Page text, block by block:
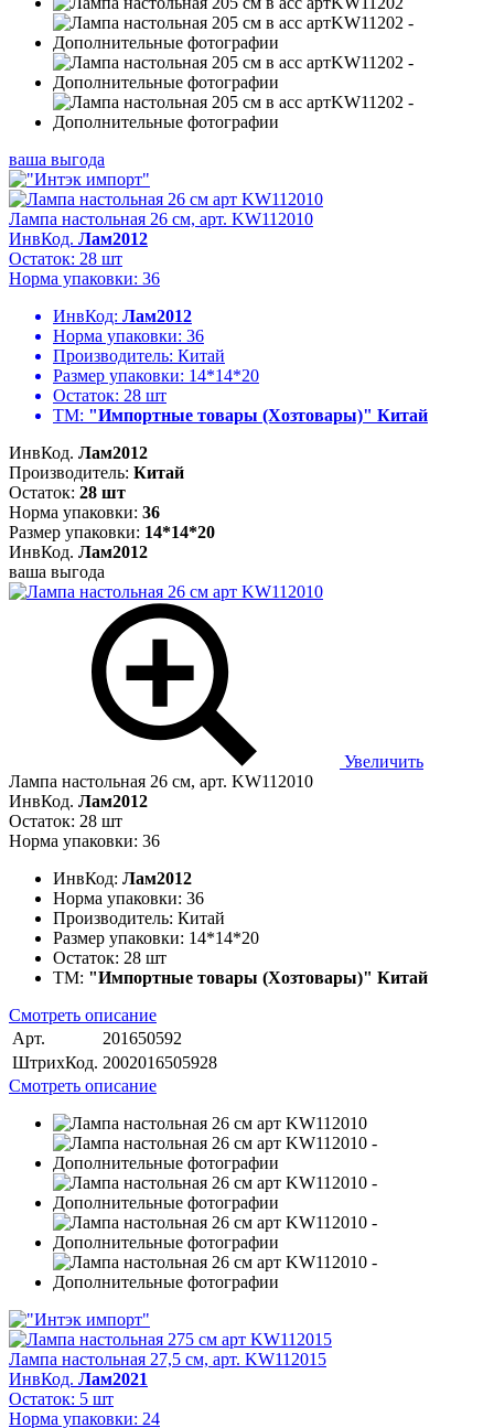
ваша выгода
Лампа настольная 26 см, арт. KW112010
ИнвКод. Лам2012
Остаток: 28 шт
Норма упаковки: 36
ИнвКод: Лам2012
Норма упаковки: 36
Производитель: Китай
Размер упаковки: 14*14*20
Остаток: 28 шт
ТМ: "Импортные товары (Хозтовары)" Китай
ИнвКод. Лам2012
Производитель: Китай
Остаток: 28 шт
Норма упаковки: 36
Размер упаковки: 14*14*20
ИнвКод. Лам2012
ваша выгода
Увеличить
Лампа настольная 26 см, арт. KW112010
ИнвКод. Лам2012
Остаток: 28 шт
Норма упаковки: 36
ИнвКод: Лам2012
Норма упаковки: 36
Производитель: Китай
Размер упаковки: 14*14*20
Остаток: 28 шт
ТМ: "Импортные товары (Хозтовары)" Китай
Смотреть описание
Арт.
201650592
ШтрихКод. 2002016505928
Смотреть описание
Лампа настольная 27,5 см, арт. KW112015
ИнвКод. Лам2021
Остаток: 5 шт
Норма упаковки: 24